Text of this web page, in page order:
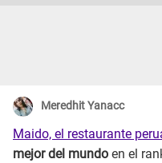
Meredhit Yanacc
Maido, el restaurante
mejor del mundo en el